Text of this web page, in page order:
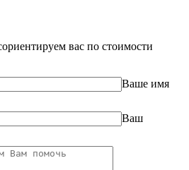
вас по стоимости
Ваше имя
Ваш